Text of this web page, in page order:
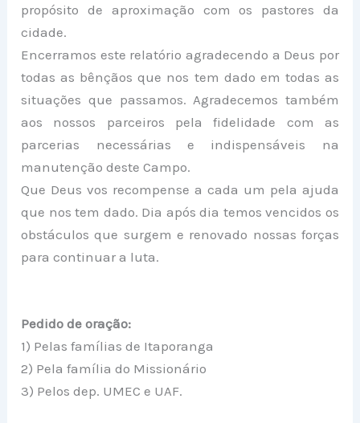
propósito de aproximação com os pastores da
cidade.
Encerramos este relatório agradecendo a Deus por
todas as bênçãos que nos tem dado em todas as
situações que passamos. Agradecemos também
aos nossos parceiros pela fidelidade com as
parcerias necessárias e indispensáveis na
manutenção deste Campo.
Que Deus vos recompense a cada um pela ajuda
que nos tem dado. Dia após dia temos vencidos os
obstáculos que surgem e renovado nossas forças
para continuar a luta.
Pedido de oração:
1) Pelas famílias de Itaporanga
2) Pela família do Missionário
3) Pelos dep. UMEC e UAF.